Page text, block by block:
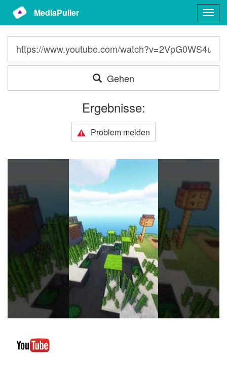
MediaPuller
Gehen
Ergebnisse:
Problem melden